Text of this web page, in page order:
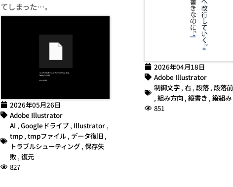
てしまった…。
2026年05月26日
Adobe Illustrator
AI , Googleドライブ, Illustrator,
tmp, tmpファイル, データ復旧 ,
トラブルシューティング, 保存失
敗, 復元
827
2026年04月18日
Adobe Illustrator
制御文字 , 右 , 段落 , 段落
, 組み方向 , 縦書き , 縦組み
851